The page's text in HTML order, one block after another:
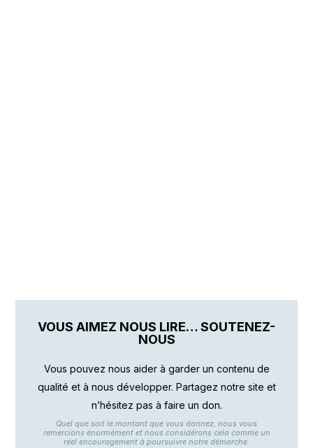
VOUS AIMEZ NOUS LIRE… SOUTENEZ-
NOUS
Vous pouvez nous aider à garder un contenu de
qualité et à nous développer. Partagez notre site et
n’hésitez pas à faire un don.
Quel que soit le montant que vous donnez, nous vous
remercions énormément et nous considérons cela comme un
réel encouragement à poursuivre notre démarche.